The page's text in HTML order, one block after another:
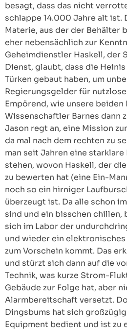
besagt, dass das nicht
schlappe 14.000 Jahre alt ist.
Materie, aus der der Behälter
eher nebensächlich zur
Geheimdienstler Haskell, der
Dienst, glaubt, dass die
Türken gebaut haben, um
Regierungsgelder für
Empörend, wie unsere beiden
Wissenschaftler Barnes dann
Jason regt an, eine Mission
da mal nach dem rechten zu
man seit Jahren eine
stehen, wovon Haskell, der
zu bewerten hat (eine Ein-
noch so ein hirniger
überzeugt ist. Da alle schon
sind und ein bisschen chillen,
sich im Labor der
und wieder ein
zum Vorschein kommt. Das
und stürzt sich dann auf die
Technik, was kurze Strom-
Gebäude zur Folge hat, aber
Alarmbereitschaft versetzt.
Dingsbums hat sich
Equipment bedient und ist zu